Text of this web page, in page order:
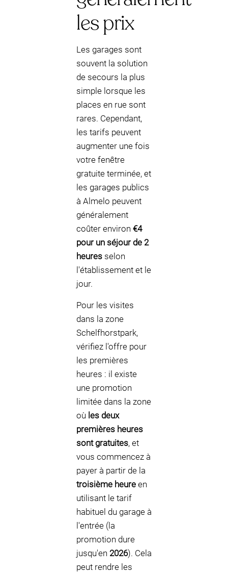
les prix
Les garages sont
souvent la solution
de secours la plus
simple lorsque les
places en rue sont
rares. Cependant,
les tarifs peuvent
augmenter une fois
votre fenêtre
gratuite terminée, et
les garages publics
à Almelo peuvent
généralement
coûter environ €4
pour un séjour de 2
heures selon
l'établissement et le
jour.
Pour les visites
dans la zone
Schelfhorstpark,
vérifiez l'offre pour
les premières
heures : il existe
une promotion
limitée dans la zone
où les deux
premières heures
sont gratuites, et
vous commencez à
payer à partir de la
troisième heure en
utilisant le tarif
habituel du garage à
l'entrée (la
promotion dure
jusqu'en 2026). Cela
peut rendre les